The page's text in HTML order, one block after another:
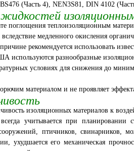
(Часть 4), NEN3S81, DIN 4102
поглощения теплоизоляционным
медленного окисления
рекомендуется использовать
используются разнообразные
условиях для снижения до
материалом и не проявляет
изоляционных материалов к
учитывается при планировании
птичников, свинарников,
ухудшается его механическая